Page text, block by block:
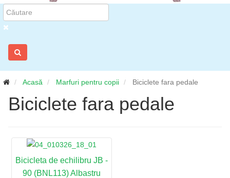
Acasă Marfuri pentru copii Biciclete fara pedale
Biciclete fara pedale
Bicicleta de echilibru JB -
90 (BNL113) Albastru